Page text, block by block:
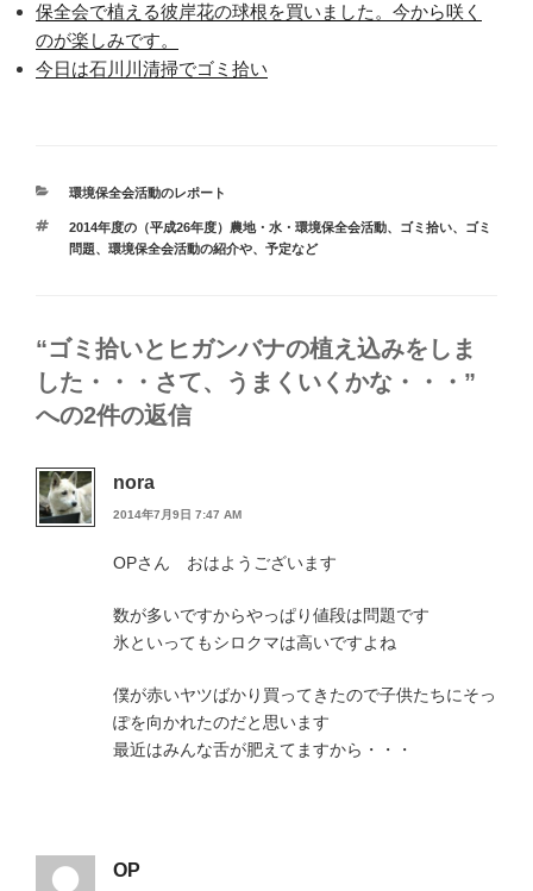
保全会で植える彼岸花の球根を買いました。今から咲く
のが楽しみです。
今日は石川川清掃でゴミ拾い
カ
ゴ
リ
環境保全会活動のレポート
タ
グ
2014年度の（平成26年度）農地・水・環境保全会活動、
ゴミ拾い、ゴミ
問題、 環境保全会活動の紹介や、予定など
“ゴミ拾いとヒガンバナの植え込みをしま
した・・・さて、うまくいくかな・・・”
への2件の返信
nora
2014年7月9日 7:47 AM
OPさん おはようございます
数が多いですからやっぱり値段は問題です
氷といってもシロクマは高いですよね
僕が赤いヤツばかり買ってきたので子供たちにそっ
ぽを向かれたのだと思います
最近はみんな舌が肥えてますから・・・
OP